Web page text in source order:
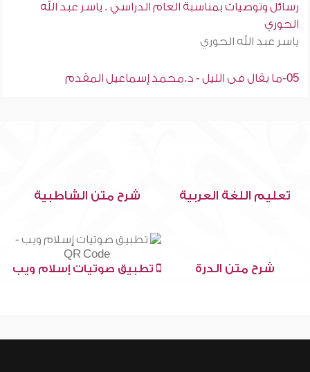
رسائل وتوصيات بمناسبة العام الدراسي . ياسر عبد الله
الحوري
ياسر عبد الله الحوري
05-ما يقال فى الليل - د.محمد إسماعيل المقدم
تعليم اللغة العربية شرح متن الشاطبية
شرح متن الدرة تطبيق صوتيات إسلام ويب